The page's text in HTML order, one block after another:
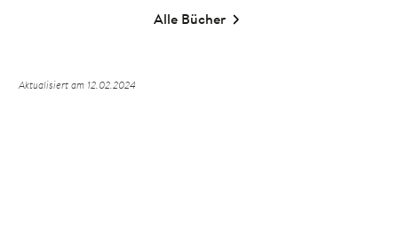
Alle Bücher
Aktualisiert am 12.02.2024